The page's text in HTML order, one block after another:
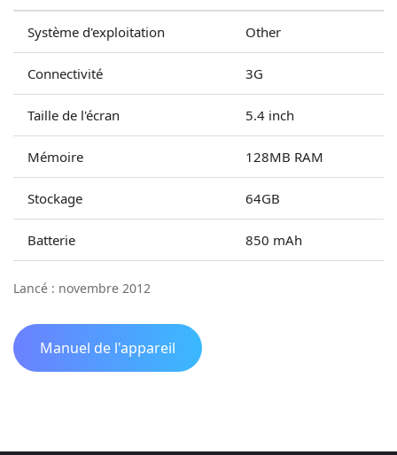
Système d'exploitation Other
Connectivité 3G
Taille de l'écran 5.4 inch
Mémoire 128MB RAM
Stockage 64GB
Batterie 850 mAh
Lancé : novembre 2012
Manuel de l'appareil